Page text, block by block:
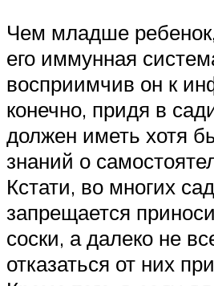
Чем младше
его иммунная
восприимчив он к
конечно, придя в
должен иметь хотя
знаний о
Кстати, во многих
запрещается
соски, а далеко не
отказаться от них